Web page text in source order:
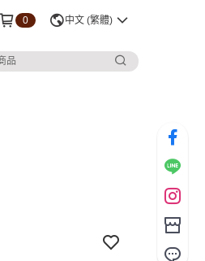
0 中文 (繁體)